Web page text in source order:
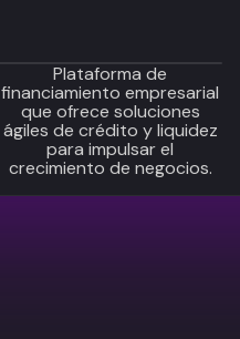
Plataforma de
financiamiento empresarial
que ofrece soluciones
ágiles de crédito y liquidez
para impulsar el
crecimiento de negocios.